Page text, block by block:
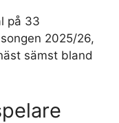
på 33
2025/26,
sämst bland